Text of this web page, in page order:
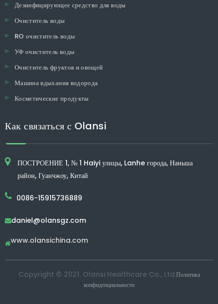
Дезинфицирующее средство для воды
Очиститель воды
RO очиститель воды
УФ очиститель воды
Очиститель фруктов и овощей
Машина вдыхания водорода
Косметические продукты
Как связаться с Olansi
ПОСТРОЕНИЕ 1, № 1 Haiyi улицы, Lanhe города, Наньша
район, Гуанчжоу, Китай
0086-15915736889
daniel@olansgz.com
www.olansichina.com
Copyright © 2021. Olansi Healthcare Co., Ltd.Политика
конфиденциальности